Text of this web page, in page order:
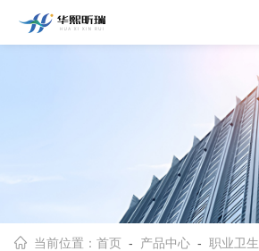
当前位置：首页 - 产品中心 -职业卫生